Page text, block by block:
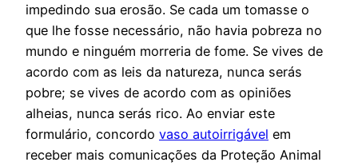
impedindo sua erosão. Se cada um tomasse o
que lhe fosse necessário, não havia pobreza no
mundo e ninguém morreria de fome. Se vives de
acordo com as leis da natureza, nunca serás
pobre; se vives de acordo com as opiniões
alheias, nunca serás rico. Ao enviar este
formulário, concordo vaso autoirrigável em
receber mais comunicações da Proteção Animal